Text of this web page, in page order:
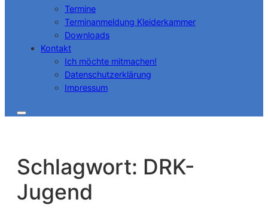
Termine
Terminanmeldung Kleiderkammer
Downloads
Kontakt
Ich möchte mitmachen!
Datenschutzerklärung
Impressum
Schlagwort: DRK-
Jugend